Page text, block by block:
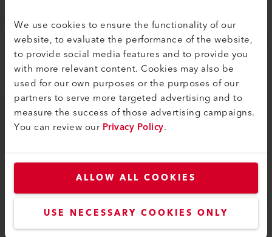
We use cookies to ensure the functionality of our
website, to evaluate the performance of the website,
to provide social media features and to provide you
with more relevant content. Cookies may also be
used for our own purposes or the purposes of our
partners to serve more targeted advertising and to
measure the success of those advertising campaigns.
You can review ourPrivacy Policy.
ALLOW ALL COOKIES
USE NECESSARY COOKIES ONLY
communicatielaag informatie verloren te gaan. Om dit
te voorkomen heeft Leister de Leister Academy portal
opgezet als platform om alle benodigde informatie
aan de juiste mensen te verstrekken.Als een product
een nieuwe functie krijgt, wordt het onder de aandacht
gebracht van alle geïnteresseerden in een webinar
en/of in een klassikale training op de academie.
adviseren. Tegelijkertijd hebben klanten ook toegang
tot de Academy om zelf of met ondersteuning van
Leister-specialisten nieuwe kennis op te doen.